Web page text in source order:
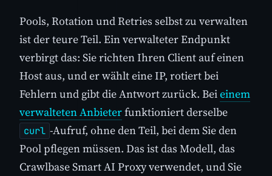
Pools, Rotation und Retries selbst zu verwalten
ist der teure Teil. Ein verwalteter Endpunkt
verbirgt das: Sie richten Ihren Client auf einen
Host aus, und er wählt eine IP, rotiert bei
Fehlern und gibt die Antwort zurück. Beieinem
verwalteten Anbieterfunktioniert derselbe
curl -Aufruf, ohne den Teil, bei dem Sie den
Pool pflegen müssen. Das ist das Modell, das
Crawlbase Smart AI Proxy verwendet, und Sie